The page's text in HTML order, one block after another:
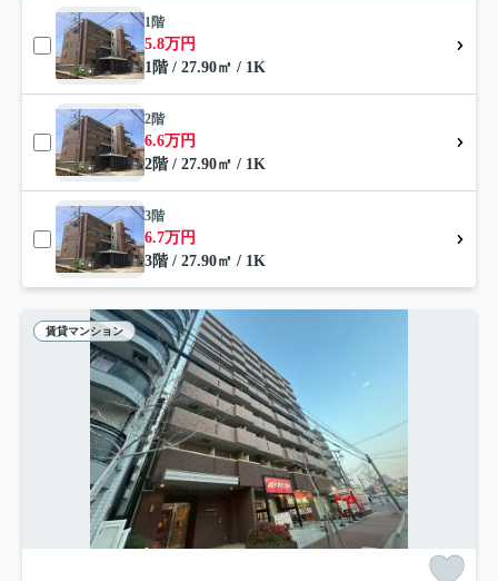
1階
5.8万円
1階 / 27.90㎡ / 1K
2階
6.6万円
2階 / 27.90㎡ / 1K
3階
6.7万円
3階 / 27.90㎡ / 1K
賃貸マンション